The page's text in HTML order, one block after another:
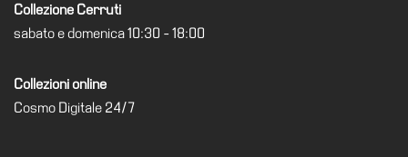
Area
Media
tuo
Collezione Cerruti
sabato e domenica 10:30 - 18:00
Collezioni online
Cosmo Digitale 24/7